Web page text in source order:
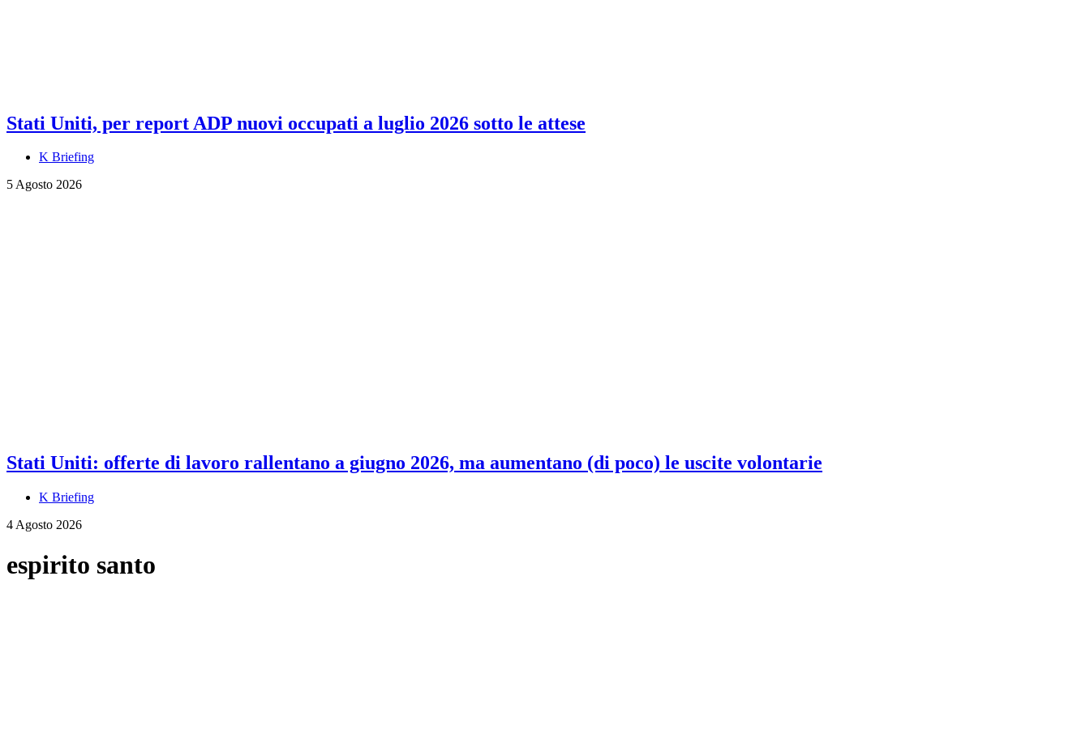
Stati Uniti, per report ADP nuovi occupati a luglio 2026 sotto le attese
K Briefing
5 Agosto 2026
Stati Uniti: offerte di lavoro rallentano a giugno 2026, ma aumentano (di poco) le uscite volontarie
K Briefing
4 Agosto 2026
espirito santo